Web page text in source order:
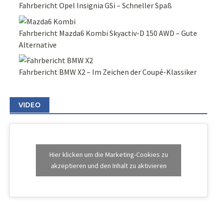
Fahrbericht Opel Insignia GSi – Schneller Spaß
Fahrbericht Mazda6 Kombi Skyactiv-D 150 AWD – Gute
Alternative
Fahrbericht BMW X2 – Im Zeichen der Coupé-Klassiker
VIDEO
Hier klicken um die Marketing-Cookies zu
akzeptieren und den Inhalt zu aktivieren